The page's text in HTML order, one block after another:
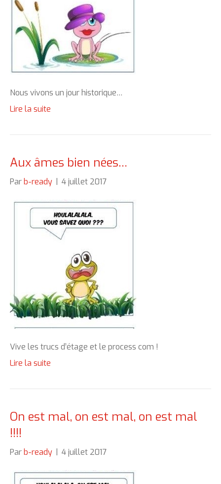
Nous vivons un jour historique…
Lire la suite
Aux âmes bien nées…
Parb-ready | 4 juillet 2017
Vive les trucs d’étage et le process com !
Lire la suite
On est mal, on est mal, on est mal
!!!!
Parb-ready | 4 juillet 2017